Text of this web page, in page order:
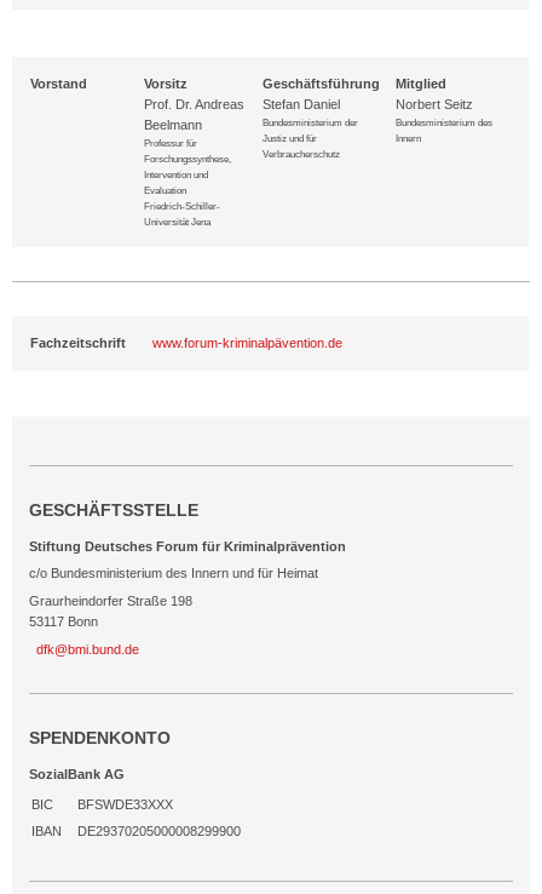
Vorstand
Vorsitz
Prof. Dr. Andreas
Beelmann
Professur für
Forschungssynthese,
Intervention und
Evaluation
Friedrich-Schiller-
Universität Jena
Geschäftsführung
Stefan Daniel
Bundesministerium der
Justiz und für
Verbraucherschutz
Mitglied
Norbert Seitz
Bundesministerium des
Innern
Fachzeitschrift www.forum-kriminalpävention.de
GESCHÄFTSSTELLE
Stiftung Deutsches Forum für Kriminalprävention
c/o Bundesministerium des Innern und für Heimat
Graurheindorfer Straße 198
53117 Bonn
dfk@bmi.bund.de
SPENDENKONTO
SozialBank AG
BIC
BFSWDE33XXX
IBAN
DE29370205000008299900